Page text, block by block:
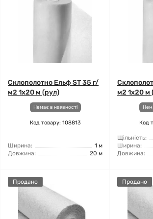
Склополотно Ельф ST 35 г/
м2 1x20 м (рул)
Немає в наявності
Код товару: 108813
Ширина:
1 м
Довжина:
20 м
м2 1x20 м
Код
Щільність:
Ширина:
Довжина:
Продано Продано